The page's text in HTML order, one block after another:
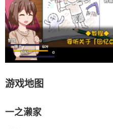
游戏地图
一之濑家